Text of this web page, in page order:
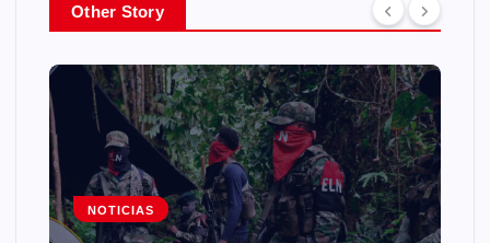
Other Story
NOTICIAS